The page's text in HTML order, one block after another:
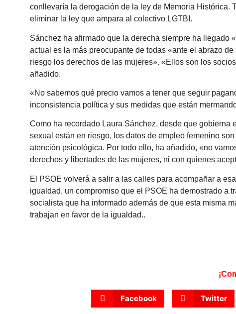
conllevaría la derogación de la ley de Memoria Histórica.
eliminar la ley que ampara al colectivo LGTBI.
Sánchez ha afirmado que la derecha siempre ha llegado
actual es la más preocupante de todas «ante el abrazo
riesgo los derechos de las mujeres». «Ellos son los
añadido.
«No sabemos qué precio vamos a tener que seguir
inconsistencia política y sus medidas que están
Como ha recordado Laura Sánchez, desde que
sexual están en riesgo, los datos de empleo femenino
atención psicológica. Por todo ello, ha añadido, «no
derechos y libertades de las mujeres, ni con quienes
El PSOE volverá a salir a las calles para acompañar a
igualdad, un compromiso que el PSOE ha demostrado a
socialista que ha informado además de que esta misma
trabajan en favor de la igualdad..
Facebook Twitter